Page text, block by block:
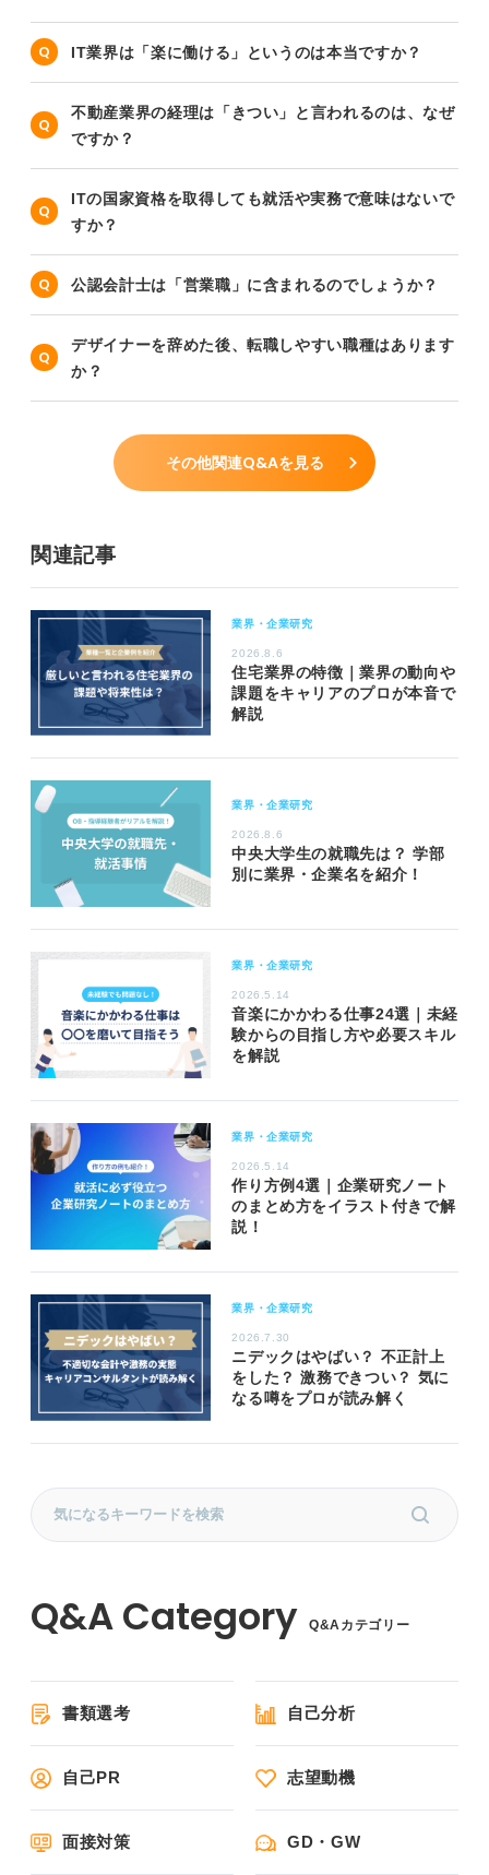
IT業界は「楽に働ける」というのは本当ですか？
不動産業界の経理は「きつい」と言われるのは、なぜ
ですか？
ITの国家資格を取得しても就活や実務で意味はないで
すか？
公認会計士は「営業職」に含まれるのでしょうか？
デザイナーを辞めた後、転職しやすい職種はあります
か？
その他関連Q&Aを見る
関連記事
業界・企業研究
2026.8.6
住宅業界の特徴｜業界の動向や
課題をキャリアのプロが本音で
解説
業界・企業研究
2026.8.6
中央大学生の就職先は？ 学部
別に業界・企業名を紹介！
業界・企業研究
2026.5.14
音楽にかかわる仕事24選｜未経
験からの目指し方や必要スキル
を解説
業界・企業研究
2026.5.14
作り方例4選｜企業研究ノート
のまとめ方をイラスト付きで解
説！
業界・企業研究
2026.7.30
ニデックはやばい？ 不正計上
をした？ 激務できつい？ 気に
なる噂をプロが読み解く
Q&Aカテゴリー
書類選考 自己分析
自己PR 志望動機
面接対策 GD・GW